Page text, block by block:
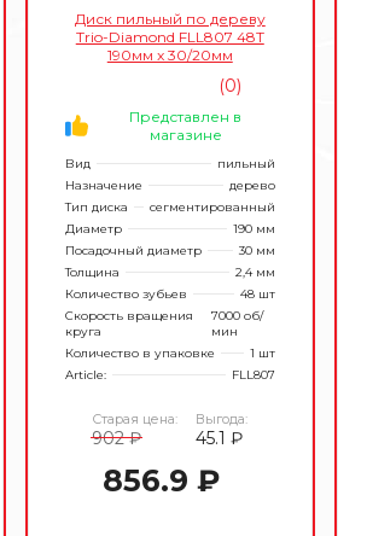
Диск пильный по дереву
Trio-Diamond FLL807 48Т
190мм x 30/20мм
(0)
Представлен в
магазине
Вид
пильный
Назначение
дерево
Тип диска
сегментированный
Диаметр
190 мм
Посадочный диаметр
30 мм
Толщина
2,4 мм
Количество зубьев
48 шт
Скорость вращения
круга
7000 об/
мин
Количество в упаковке
1 шт
Article:
FLL807
Старая цена:
902 ₽
Выгода:
45.1 ₽
856.9 ₽